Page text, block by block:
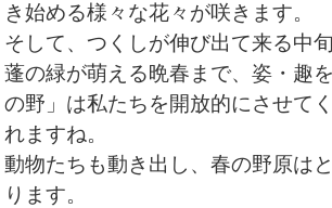
き始める様々な花々が咲きます。
そして、つくしが伸び出て来る中旬
蓬の緑が萌える晩春まで、姿・趣
の野」は私たちを開放的にさせて
れますね。
動物たちも動き出し、春の野原は
ります。